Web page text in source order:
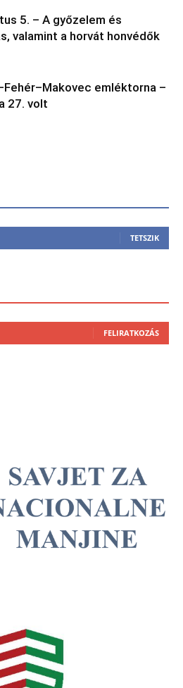
5. – A győzelem és
valamint a horvát honvédők
emléktorna –
27. volt
TETSZIK
FELIRATKOZÁS